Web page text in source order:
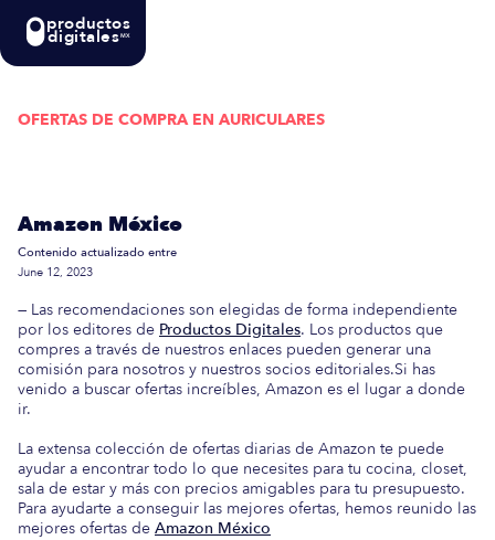
productos
digitalesMX
OFERTAS DE COMPRA EN AURICULARES
Amazon México
Contenido actualizado entre
June 12, 2023
— Las recomendaciones son elegidas de forma independiente
por los editores de Productos Digitales. Los productos que
compres a través de nuestros enlaces pueden generar una
comisión para nosotros y nuestros socios editoriales.Si has
venido a buscar ofertas increíbles, Amazon es el lugar a donde
ir.
La extensa colección de ofertas diarias de Amazon te puede
ayudar a encontrar todo lo que necesites para tu cocina, closet,
sala de estar y más con precios amigables para tu presupuesto.
Para ayudarte a conseguir las mejores ofertas, hemos reunido las
mejores ofertas de Amazon México